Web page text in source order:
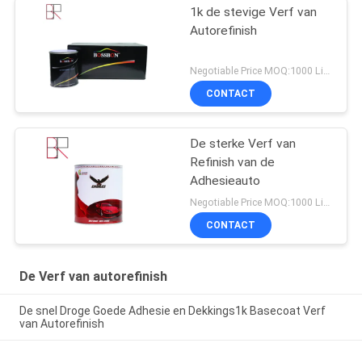
1k de stevige Verf van
Autorefinish
Negotiable Price MOQ:1000 Liter
CONTACT
De sterke Verf van
Refinish van de
Adhesieauto
Negotiable Price MOQ:1000 Liter
CONTACT
De Verf van autorefinish
De snel Droge Goede Adhesie en Dekkings1k Basecoat Verf
van Autorefinish